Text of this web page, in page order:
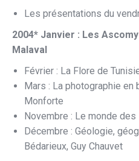
Les présentations du
2004* Janvier : Les
Malaval
Février : La Flore de
Mars : La photographie en
Monforte
Novembre : Le monde
Décembre : Géologie,
Bédarieux, Guy Chauvet